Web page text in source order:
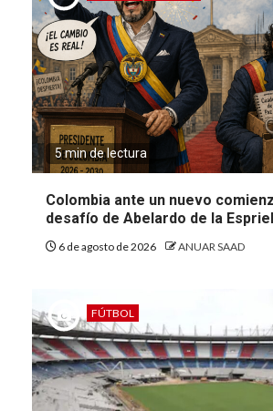
5 min de lectura
Colombia ante un nuevo
desafío de Abelardo de la
6 de agosto de 2026 ANUAR SAAD
FÚTBOL